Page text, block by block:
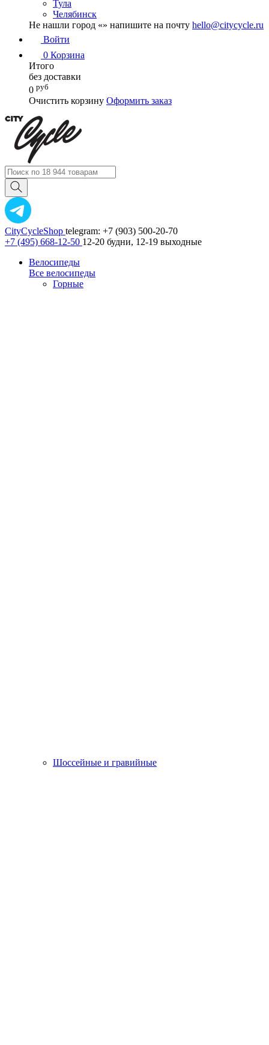
Тула
Челябинск
Не нашли город «» напишите на почту hello@citycycle.ru
Войти
0 Корзина
Итого
без доставки
0 руб
Очистить корзину Оформить заказ
CityCycleShop telegram: +7 (903) 500-20-70
+7 (495) 668-12-50 12-20 будни, 12-19 выходные
Велосипеды
Все велосипеды
Горные
Шоссейные и гравийные